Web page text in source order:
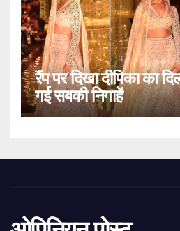
रैंप पर दिखा दीपिका का
गई सबकी निगाहें